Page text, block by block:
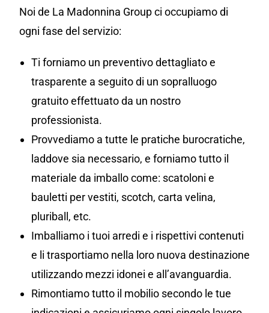
Noi de La Madonnina Group ci occupiamo di
ogni fase del servizio:
Ti forniamo un preventivo dettagliato e
trasparente a seguito di un sopralluogo
gratuito effettuato da un nostro
professionista.
Provvediamo a tutte le pratiche burocratiche,
laddove sia necessario, e forniamo tutto il
materiale da imballo come: scatoloni e
bauletti per vestiti, scotch, carta velina,
pluriball, etc.
Imballiamo i tuoi arredi e i rispettivi contenuti
e li trasportiamo nella loro nuova destinazione
utilizzando mezzi idonei e all’avanguardia.
Rimontiamo tutto il mobilio secondo le tue